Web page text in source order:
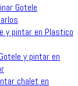
Gotele
y pintar en Plastico
y pintar en
chalet en